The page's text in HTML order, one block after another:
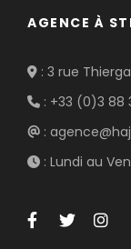
AGENCE À
: 3 rue
: +33 (0)3 88
:
: Lundi au